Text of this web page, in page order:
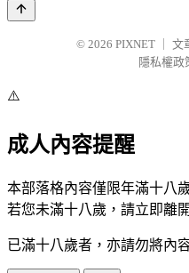
© 2026 PIXNET
文
隱私權政
⚠️
成人內容提醒
本部落格內容僅限年滿十八
若您未滿十八歲，請立即離
已滿十八歲者，亦請勿將內